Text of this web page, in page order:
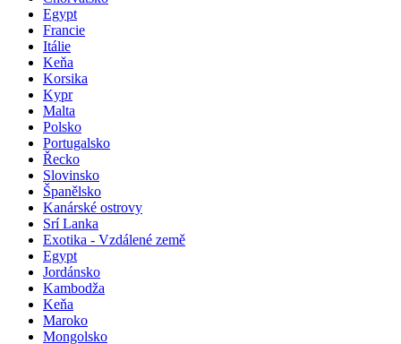
Egypt
Francie
Itálie
Keňa
Korsika
Kypr
Malta
Polsko
Portugalsko
Řecko
Slovinsko
Španělsko
Kanárské ostrovy
Srí Lanka
Exotika - Vzdálené země
Egypt
Jordánsko
Kambodža
Keňa
Maroko
Mongolsko